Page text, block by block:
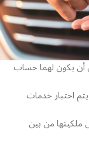
أن يكون لهما حساب
اختيار خدمات
ملكيتها من بين